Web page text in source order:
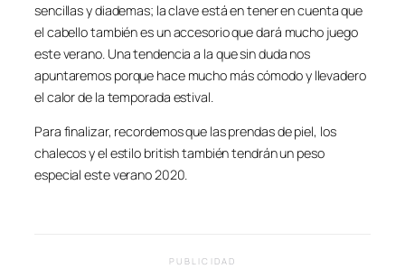
sencillas y diademas; la clave está en tener en cuenta que
el cabello también es un accesorio que dará mucho juego
este verano. Una tendencia a la que sin duda nos
apuntaremos porque hace mucho más cómodo y llevadero
el calor de la temporada estival.
Para finalizar, recordemos que las prendas de piel, los
chalecos y el estilo british también tendrán un peso
especial este verano 2020.
PUBLICIDAD